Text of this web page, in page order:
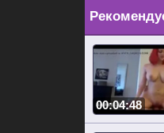
00:04:48